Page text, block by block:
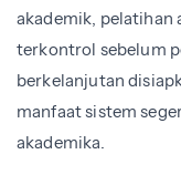
akademik, pelatihan
terkontrol sebelum
berkelanjutan
manfaat sistem
akademika.